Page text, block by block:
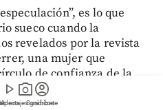
play_arrow photo_camera
gráficos
account_circle
Suscríbete
es lo que
sueco cuando la
revelados por la revista
una mujer que
de confianza de la
por presunto manejo de
irregulares y supuesta